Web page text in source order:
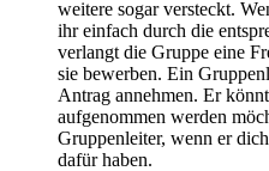
weitere sogar versteckt.
ihr einfach durch die
verlangt die Gruppe eine
sie bewerben. Ein
Antrag annehmen. Er
aufgenommen werden
Gruppenleiter, wenn er
dafür haben.